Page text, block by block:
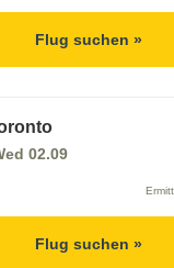
Flug suchen »
02.09
Flug suchen »